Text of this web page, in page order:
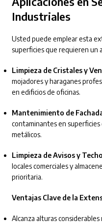
Industriales
Usted puede emplear esta
superficies que requieren un
Limpieza de Cristales y
mojadores y haraganes
en edificios de oficinas.
Mantenimiento de
contaminantes en
metálicos.
Limpieza de Avisos y
locales comerciales y
prioritaria.
Ventajas Clave de la
Alcanza alturas